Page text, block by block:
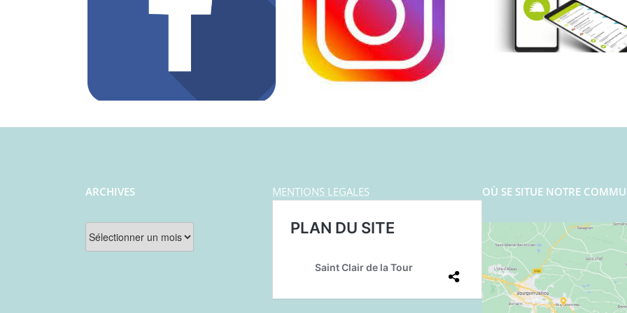
ARCHIVES
Archives
MENTIONS LEGALES OÙ SE SITUE NOTRE